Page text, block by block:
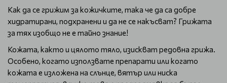
Как да се грижим за кожичките, така че да са добре
хидратирани, подхранени и да не се накъсват? Грижата
за тях изобщо не е тайно знание!
Кожата, както и цялото тяло, изискват редовна грижа.
Особено, когато използвате препарати или когато
кожата е изложена на слънце, вятър или ниска